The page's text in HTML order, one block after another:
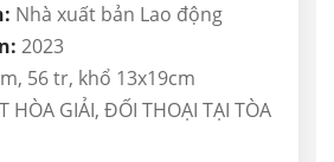
Nhà xuất bản Lao động
2023
56 tr, khổ 13x19cm
HÒA GIẢI, ĐỐI THOẠI TẠI TÒA